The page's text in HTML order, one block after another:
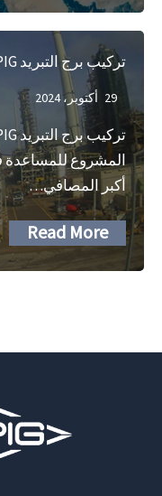
تركيب برج التبريد SPIG
29 أكتوبر، 2024
المشروع للمساعدة
أكبر المصافي…
Read More